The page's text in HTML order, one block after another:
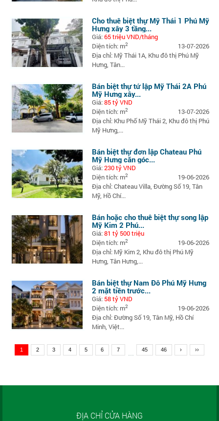
Cho thuê biệt thự Mỹ Thái 1 Phú Mỹ
Hưng xây 3 tầng...
Giá:65 triệu VND/tháng
Diện tích: m2
13-07-2026
Địa chỉ: Mỹ Thái 1A, Khu đô thị Phú Mỹ
Hưng, Tân...
Bán biệt thự tứ lập Mỹ Thái 2A Phú
Mỹ Hưng xây...
Giá:85 tỷ VND
Diện tích: m2
13-07-2026
Địa chỉ: Khu Phố Mỹ Thái 2, Khu đô thị Phú
Mỹ Hưng,...
Bán biệt thự đơn lập Chateau Phú
Mỹ Hưng căn góc...
Giá:230 tỷ VND
Diện tích: m2
19-06-2026
Địa chỉ: Chateau Villa, Đường Số 19, Tân
Mỹ, Hồ Chí...
Bán hoặc cho thuê biệt thự song lập
Mỹ Kim 2 Phú...
Giá:81 tỷ 500 triệu
Diện tích: m2
19-06-2026
Địa chỉ: Mỹ Kim 2, Khu đô thị Phú Mỹ
Hưng, Tân Hưng,...
Bán biệt thự Nam Đô Phú Mỹ Hưng
2 mặt tiền trước...
Giá: 58 tỷ VND
Diện tích: m2
19-06-2026
Địa chỉ: Đường Số 19, Tân Mỹ, Hồ Chí
Minh, Việt...
1 2 3 4 5 6 7 45 46 › ››
ĐỊA CHỈ CỬA HÀNG